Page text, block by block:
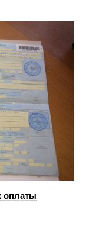
оплаты